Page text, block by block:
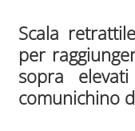
Scala
per
sopra
comunichino